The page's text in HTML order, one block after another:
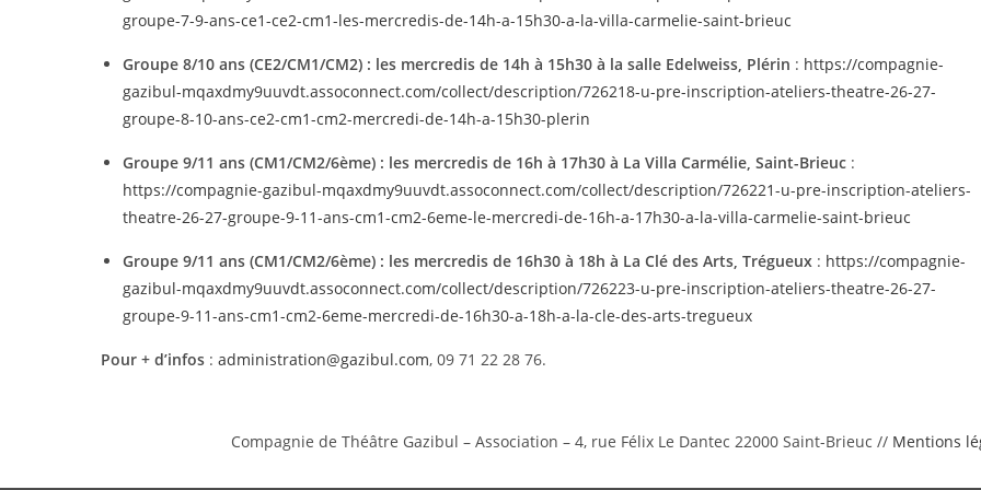
groupe-7-9-ans-ce1-ce2-cm1-les-mercredis-de-14h-a-15h30-a-la-villa-carmelie-saint-brieuc
Groupe 8/10 ans (CE2/CM1/CM2) : les mercredis de 14h à 15h30 à la salle Edelweiss, Plérin : https://compagnie-
gazibul-mqaxdmy9uuvdt.assoconnect.com/collect/description/726218-u-pre-inscription-ateliers-theatre-26-27-
groupe-8-10-ans-ce2-cm1-cm2-mercredi-de-14h-a-15h30-plerin
Groupe 9/11 ans (CM1/CM2/6ème) : les mercredis de 16h à 17h30 à La Villa Carmélie, Saint-Brieuc :
https://compagnie-gazibul-mqaxdmy9uuvdt.assoconnect.com/collect/description/726221-u-pre-inscription-ateliers-
theatre-26-27-groupe-9-11-ans-cm1-cm2-6eme-le-mercredi-de-16h-a-17h30-a-la-villa-carmelie-saint-brieuc
Groupe 9/11 ans (CM1/CM2/6ème) : les mercredis de 16h30 à 18h à La Clé des Arts, Trégueux : https://compagnie-
gazibul-mqaxdmy9uuvdt.assoconnect.com/collect/description/726223-u-pre-inscription-ateliers-theatre-26-27-
groupe-9-11-ans-cm1-cm2-6eme-mercredi-de-16h30-a-18h-a-la-cle-des-arts-tregueux
Pour + d’infos : administration@gazibul.com, 09 71 22 28 76.
Compagnie de Théâtre Gazibul – Association – 4, rue Félix Le Dantec 22000 Saint-Brieuc // Mentions